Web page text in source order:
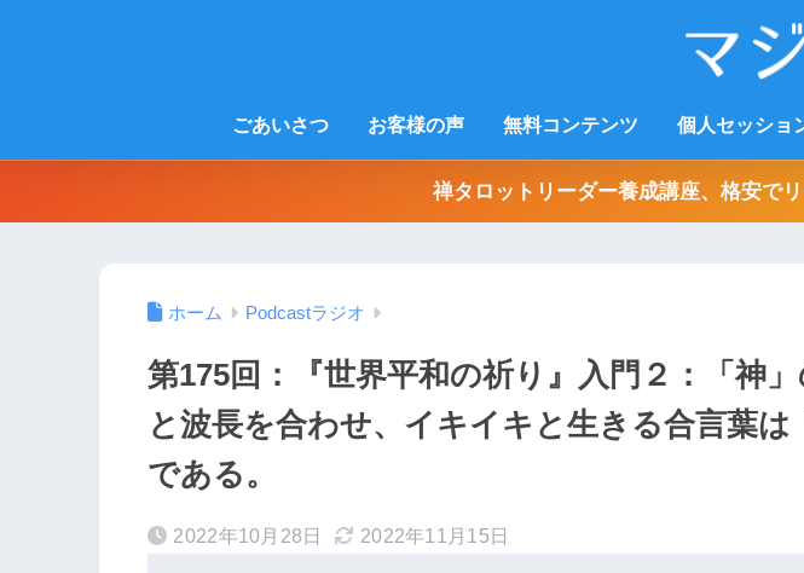
ごあいさつ お客様の声 無料コンテンツ 個人セッショ
禅タロットリーダー養成講座、格安で
ホーム Podcastラジオ
第175回：『世界平和の祈り』入門２：「神
と波長を合わせ、イキイキと生きる合言葉は
である。
2022年10月28日 2022年11月15日